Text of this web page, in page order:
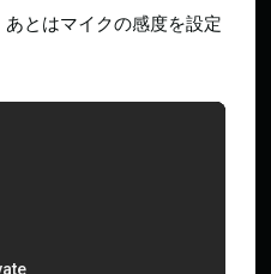
とはマイクの感度を設定